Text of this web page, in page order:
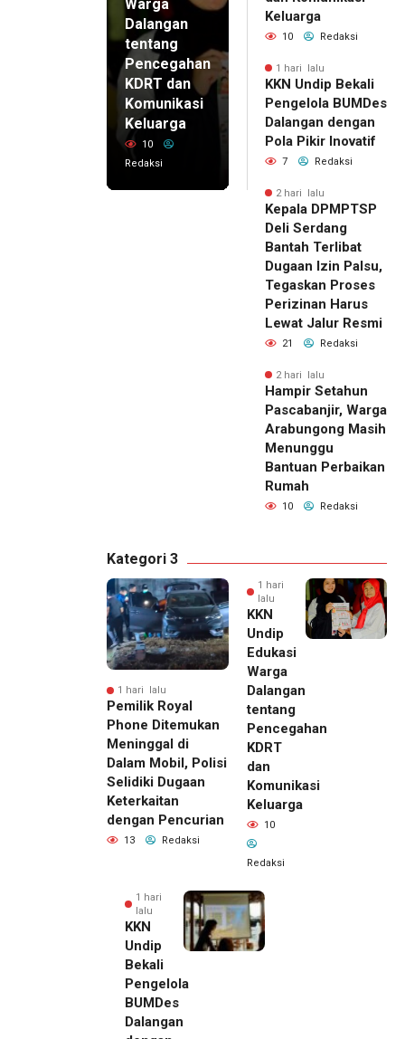
Warga
Dalangan
tentang
Pencegahan
KDRT dan
Komunikasi
Keluarga
10
Redaksi
Keluarga
10 Redaksi
1 hari lalu
KKN Undip Bekali
Pengelola BUMDes
Dalangan dengan
Pola Pikir Inovatif
7 Redaksi
2 hari lalu
Kepala DPMPTSP
Deli Serdang
Bantah Terlibat
Dugaan Izin Palsu,
Tegaskan Proses
Perizinan Harus
Lewat Jalur Resmi
21 Redaksi
2 hari lalu
Hampir Setahun
Pascabanjir, Warga
Arabungong Masih
Menunggu
Bantuan Perbaikan
Rumah
10 Redaksi
Kategori 3
1 hari lalu
Pemilik Royal
Phone Ditemukan
Meninggal di
Dalam Mobil, Polisi
Selidiki Dugaan
Keterkaitan
dengan Pencurian
13 Redaksi
1 hari
lalu
KKN
Undip
Edukasi
Warga
Dalangan
tentang
Pencegahan
KDRT
dan
Komunikasi
Keluarga
10
Redaksi
1 hari
lalu
KKN
Undip
Bekali
Pengelola
BUMDes
Dalangan